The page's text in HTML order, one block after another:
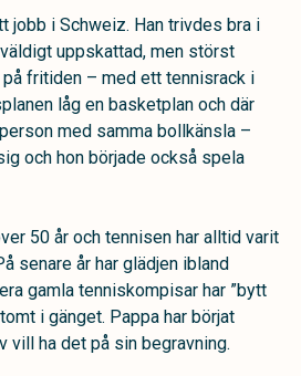
jobb i Schweiz. Han trivdes bra i
uppskattad, men störst
på fritiden – med ett tennisrack i
låg en basketplan och där
med samma bollkänsla –
och hon började också spela
50 år och tennisen har alltid varit
senare år har glädjen ibland
gamla tenniskompisar har ”bytt
i gänget. Pappa har börjat
vill ha det på sin begravning.